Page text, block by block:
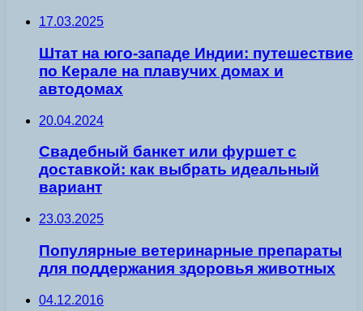
17.03.2025
Штат на юго-западе Индии: путешествие
по Керале на плавучих домах и
автодомах
20.04.2024
Свадебный банкет или фуршет с
доставкой: как выбрать идеальный
вариант
23.03.2025
Популярные ветеринарные препараты
для поддержания здоровья животных
04.12.2016